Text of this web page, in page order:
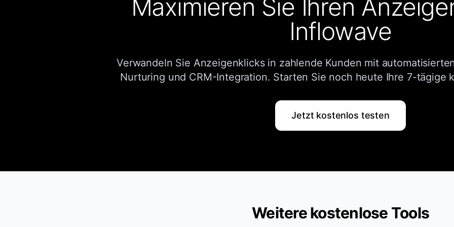
Maximieren Sie Ihren
Inflowave
Verwandeln Sie Anzeigenklicks in zahlende Kunden mit
Nurturing und CRM-Integration. Starten Sie noch heute Ihre 7-tägige
Jetzt kostenlos testen
Weitere kostenlose Tools